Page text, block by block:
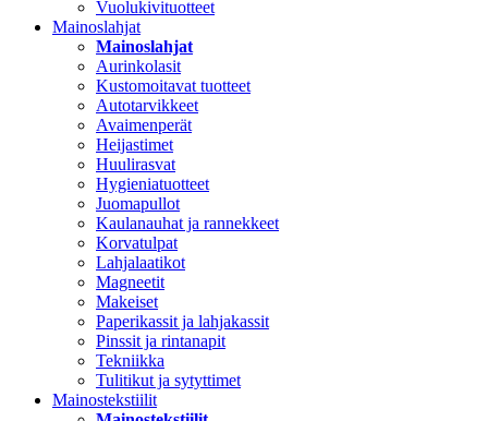
Vuolukivituotteet
Mainoslahjat
Mainoslahjat
Aurinkolasit
Kustomoitavat tuotteet
Autotarvikkeet
Avaimenperät
Heijastimet
Huulirasvat
Hygieniatuotteet
Juomapullot
Kaulanauhat ja rannekkeet
Korvatulpat
Lahjalaatikot
Magneetit
Makeiset
Paperikassit ja lahjakassit
Pinssit ja rintanapit
Tekniikka
Tulitikut ja sytyttimet
Mainostekstiilit